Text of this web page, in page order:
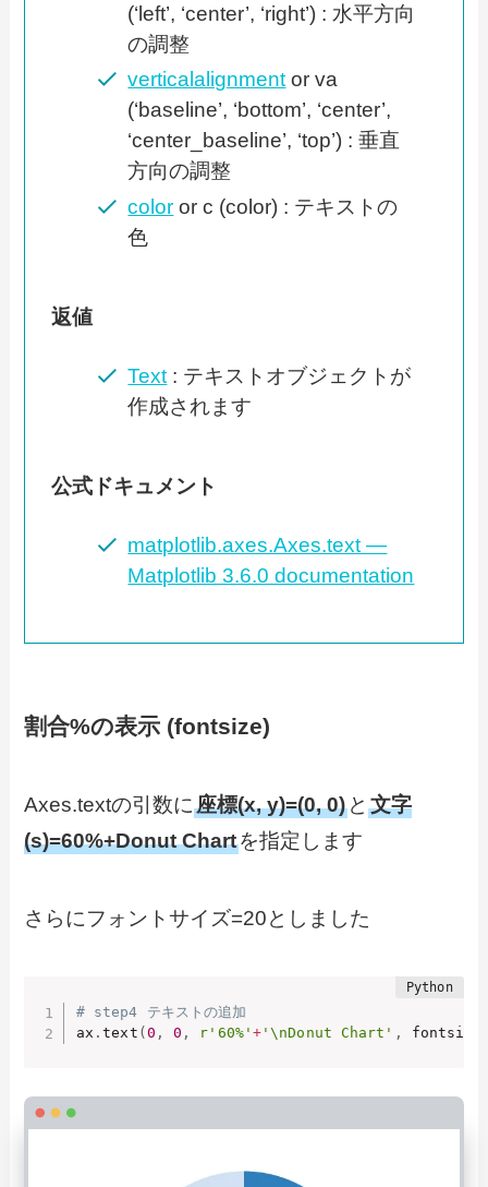
(‘left’, ‘center’, ‘right’) : 水平方向
の調整
verticalalignmentor va
(‘baseline’, ‘bottom’, ‘center’,
‘center_baseline’, ‘top’) : 垂直
方向の調整
color or c (color) : テキストの
色
返値
Text : テキストオブジェクトが
作成されます
公式ドキュメント
matplotlib.axes.Axes.text —
Matplotlib 3.6.0 documentation
割合%の表示 (fontsize)
Axes.textの引数に座標(x, y)=(0, 0) と文字
(s)=60%+Donut Chartを指定します
さらにフォントサイズ=20としました
# step4 テキストの追加
ax .text ( 0 , 0 , r'60%' + '\nDonut Chart' , fontsize